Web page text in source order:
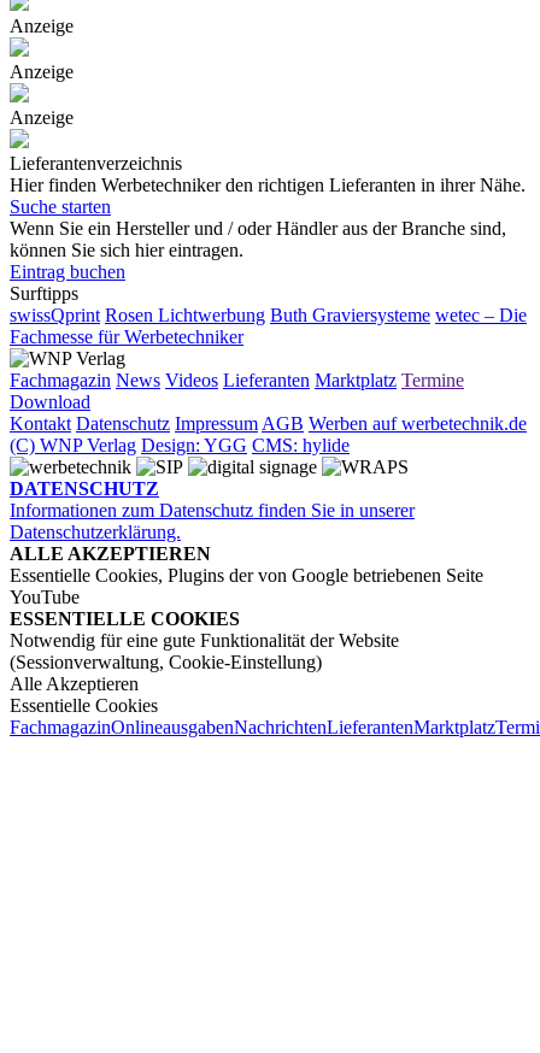
Anzeige
Anzeige
Anzeige
Lieferantenverzeichnis
Hier finden Werbetechniker den richtigen Lieferanten in ihrer Nähe.
Suche starten
Wenn Sie ein Hersteller und / oder Händler aus der Branche sind,
können Sie sich hier eintragen.
Eintrag buchen
Surftipps
swissQprint Rosen Lichtwerbung Buth Graviersysteme wetec – Die
Fachmesse für Werbetechniker
Fachmagazin News Videos Lieferanten Marktplatz Termine
Download
Kontakt Datenschutz ImpressumAGB Werben auf werbetechnik.de
(C) WNP Verlag Design: YGG CMS: hylide
DATENSCHUTZ
Informationen zum Datenschutz finden Sie in unserer
Datenschutzerklärung.
ALLE AKZEPTIEREN
Essentielle Cookies, Plugins der von Google betriebenen Seite
YouTube
ESSENTIELLE COOKIES
Notwendig für eine gute Funktionalität der Website
(Sessionverwaltung, Cookie-Einstellung)
Alle Akzeptieren
Essentielle Cookies
FachmagazinOnlineausgabenNachrichtenLieferantenMarktplatz